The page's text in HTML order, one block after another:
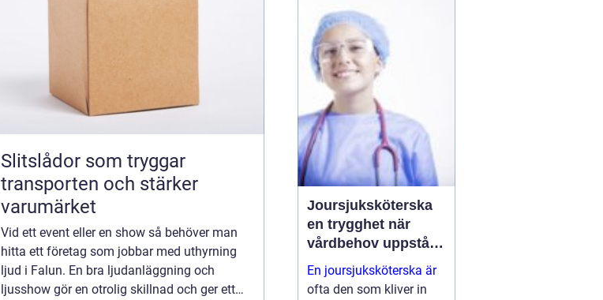
Slitslådor som tryggar
transporten och stärker
varumärket
Vid ett event eller en show så behöver man
hitta ett företag som jobbar med uthyrning
ljud i Falun. En bra ljudanläggning och
ljusshow gör en otrolig skillnad och ger ett
trappor till stora
stålkonstruktioner i
industrin. När smidet
utförs rätt får du
produkter som håller
länge, tål...
Joursjuksköterska
en trygghet när
vårdbehov uppstår
dygnet runt
En joursjuksköterska är
ofta den som kliver in